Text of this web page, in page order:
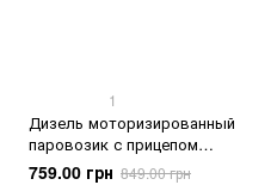
1
Дизель моторизированный
паровозик с прицепом
Thomas and Friends
759.00 грн 849.00 грн